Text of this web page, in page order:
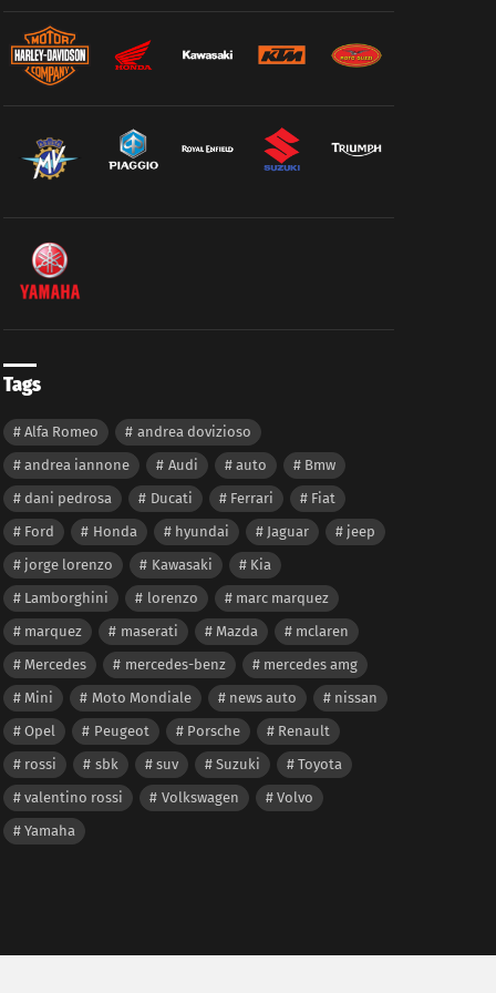
Tags
Alfa Romeo
andrea dovizioso
andrea iannone
Audi auto
Bmw
dani pedrosa
Ducati Ferrari
Fiat
Ford
Honda hyundai Jaguar
jeep
jorge lorenzo
Kawasaki
Kia
Lamborghini
lorenzo
marc marquez
marquez
maserati Mazda
mclaren
Mercedes
mercedes-benz
mercedes amg
Mini
Moto Mondiale news auto
nissan
Opel
Peugeot Porsche
Renault
rossi
sbk suv Suzuki
Toyota
valentino rossi
Volkswagen
Volvo
Yamaha